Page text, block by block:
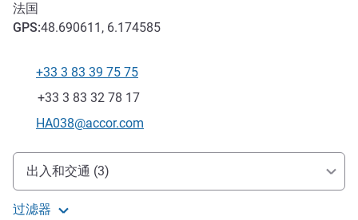
法国
GPS:48.690611, 6.174585
电话
+33 3 83 39 75 75
传真
+33 3 83 32 78 17
联系电子邮件
HA038@accor.com
抵达和交通
出入和交通 (3)
过滤器